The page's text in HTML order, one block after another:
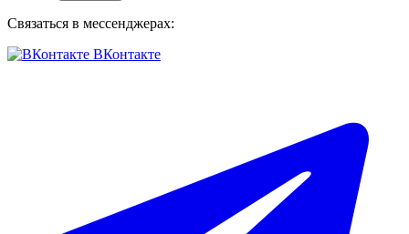
Связаться в мессенджерах:
ВКонтакте